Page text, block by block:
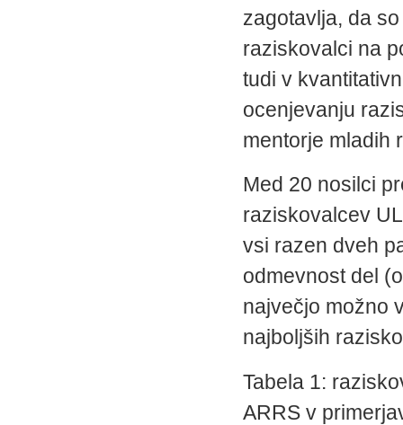
zagotavlja, da
raziskovalci na
tudi v
ocenjevanju
mentorje mladih
Med 20 nosilci
raziskovalcev
vsi razen dveh
odmevnost del
največjo možno
najboljših
Tabela 1:
ARRS v